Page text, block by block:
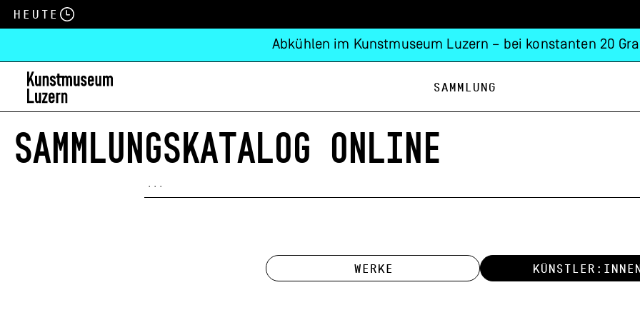
Heute
Abkühlen im Kunstmuseum Luzern – bei konstanten 20
Sammlung
SAMMLUNGSKATALOG ONLINE
WERKE